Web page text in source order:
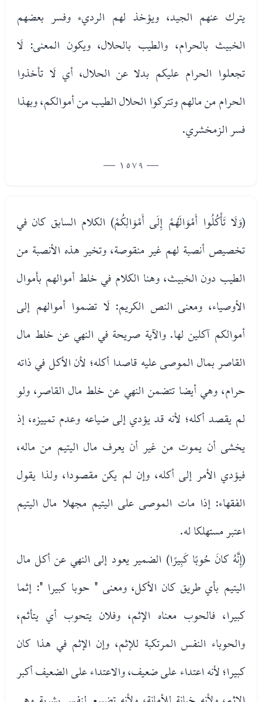
يترك عنهم الجيد، ويؤخذ لهم الرديء وفسر بعضهم
الخبيث بالحرام، والطيب بالحلال، ويكون المعنى: لَا
تجعلوا الحرام عليكم بدلا عن الحلال، أي لَا تأخذوا
الحرام من مالهم وتتركوا الحلال الطيب من أموالكم، وبهذا
فسر الزمخشري.
— 1579 —
(وَلَا تَأْكُلُوا أَمْوَالَهُمْ إِلَى أَمْوَالِكُمْ) الكلام السابق كان في
تخصيص أنصبة لهم غير منقوصة، وتخير هذه الأنصبة من
الطيب دون الخبيث، وهنا الكلام في خلط أموالهم بأموال
الأوصياء، ومعنى النص الكريم: لَا تضموا أموالهم إلى
أموالكم آكلين لها. والآية صريحة في النهي عن خلط مال
القاصر بمال الموصى عليه قاصدا أكله؛ لأن الأكل في ذاته
حرام، وهي أيضا تتضمن النهي عن خلط مال القاصر، ولو
لم يقصد أكله؛ لأنه قد يؤدي إلى ضياعه وعدم تمييزه، إذ
يخشى أن يموت من غير أن يعرف مال اليتيم من ماله،
فيؤدي الأمر إلى أكله، وإن لم يكن مقصودا، ولذا يقول
الفقهاء: إذا مات الموصى على اليتيم مجهلا مال اليتيم
اعتبر مستهلكا له.
(إِنَّهُ كانَ حُوبًا كَبِيرًا) الضمير يعود إلى النهي عن أكل مال
اليتيم بأي طريق كان الأكل، ومعنى " حوبا كبيرا ": إثما
كبيرا، فالحوب معناه الإثم، وفلان يتحوب أي يتأثم،
والحوباء النفس المرتكبة للإثم، وإن الإثم في هذا كان
كبيرا؛ لأنه اعتداء على ضعيف، والاعتداء على الضعيف أكبر